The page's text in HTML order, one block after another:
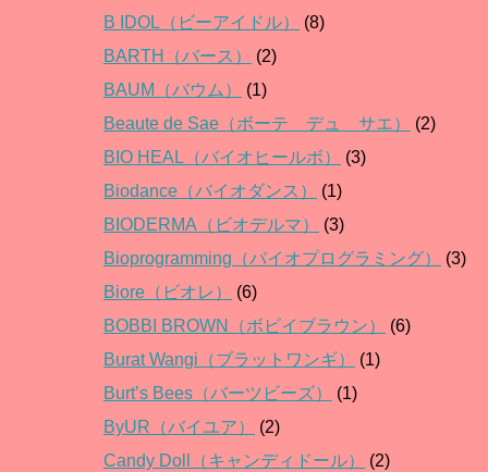
B IDOL（ビーアイドル）
(8)
BARTH（バース）
(2)
BAUM（バウム）
(1)
Beaute de Sae（ボーテ デュ サエ）
(2)
BIO HEAL（バイオヒールボ）
(3)
Biodance（バイオダンス）
(1)
BIODERMA（ビオデルマ）
(3)
Bioprogramming（バイオプログラミング）
(3)
Biore（ビオレ）
(6)
BOBBI BROWN（ボビイブラウン）
(6)
Burat Wangi（ブラットワンギ）
(1)
Burt’s Bees（バーツビーズ）
(1)
ByUR（バイユア）
(2)
Candy Doll（キャンディドール）
(2)